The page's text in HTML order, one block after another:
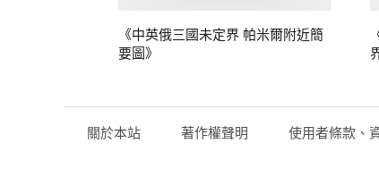
《中英俄三國未定界 帕米爾附近簡
要圖》
關於本站 著作權聲明 使用者條款、